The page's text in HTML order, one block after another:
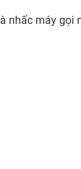
nhấc máy gọi